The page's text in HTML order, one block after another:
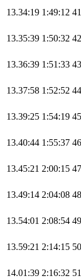
13.34:19 1:49:12 41
13.35:39 1:50:32 42
13.36:39 1:51:33 43
13.37:58 1:52:52 44
13.39:25 1:54:19 45
13.40:44 1:55:37 46
13.45:21 2:00:15 47
13.49:14 2:04:08 48
13.54:01 2:08:54 49
13.59:21 2:14:15 50
14.01:39 2:16:32 51